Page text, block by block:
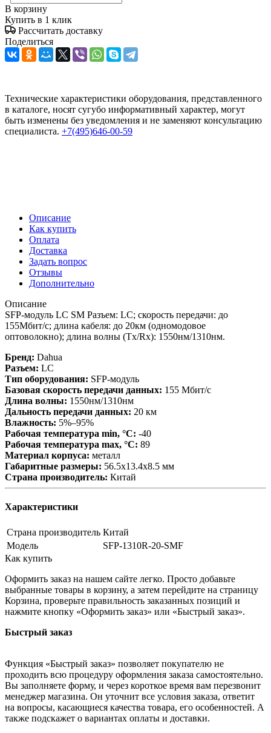
В корзину
Купить в 1 клик
Рассчитать доставку
Поделиться
Технические характеристики оборудования, представленного
в каталоге, носят сугубо информативный характер, могут
быть изменены без уведомления и не заменяют консультацию
специалиста. +7(495)646-00-59
Описание
Как купить
Оплата
Доставка
Задать вопрос
Отзывы
Дополнительно
Описание
SFP-модуль LC SM Разъем: LC; скорость передачи: до
155Mбит/с; длина кабеля: до 20км (одномодовое
оптоволокно); длина волны (Tx/Rx): 1550нм/1310нм.
Бренд: Dahua
Разъем: LC
Тип оборудования: SFP-модуль
Базовая скорость передачи данных: 155 Мбит/с
Длина волны: 1550нм/1310нм
Дальность передачи данных: 20 км
Влажность: 5%–95%
Рабочая температура min, °С: -40
Рабочая температура max, °С: 89
Материал корпуса: металл
Габаритные размеры: 56.5х13.4х8.5 мм
Страна производитель: Китай
Характеристики
Страна производитель Китай
Модель
SFP-1310R-20-SMF
Как купить
Оформить заказ на нашем сайте легко. Просто добавьте
выбранные товары в корзину, а затем перейдите на страницу
Корзина, проверьте правильность заказанных позиций и
нажмите кнопку «Оформить заказ» или «Быстрый заказ».
Быстрый заказ
Функция «Быстрый заказ» позволяет покупателю не
проходить всю процедуру оформления заказа самостоятельно.
Вы заполняете форму, и через короткое время вам перезвонит
менеджер магазина. Он уточнит все условия заказа, ответит
на вопросы, касающиеся качества товара, его особенностей. А
также подскажет о вариантах оплаты и доставки.